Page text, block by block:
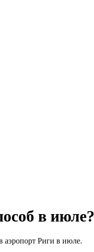
в июле?
аэропорт Риги в июле.